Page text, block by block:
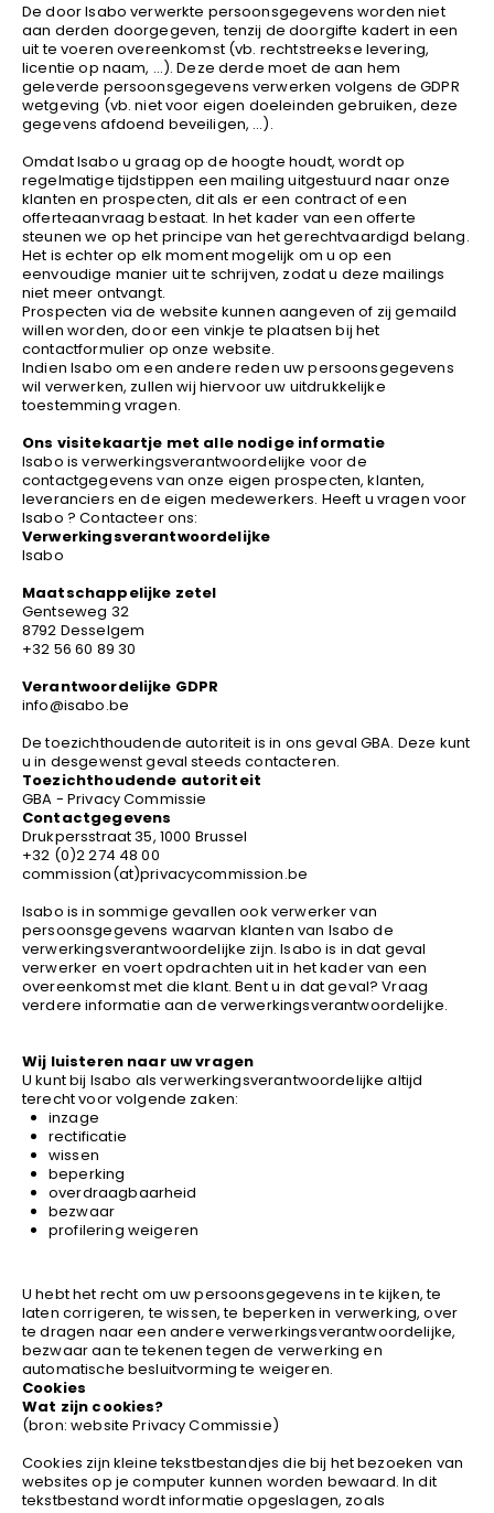
Safety Jogger
Shugon
Sioen
Spiro
TowelCity
YOKO
De door Isabo verwerkte persoonsgegevens worden niet
aan derden doorgegeven, tenzij de doorgifte kadert in een
uit te voeren overeenkomst (vb. rechtstreekse levering,
licentie op naam, …). Deze derde moet de aan hem
geleverde persoonsgegevens verwerken volgens de GDPR
wetgeving (vb. niet voor eigen doeleinden gebruiken, deze
gegevens afdoend beveiligen, …).
Omdat Isabo u graag op de hoogte houdt, wordt op
regelmatige tijdstippen een mailing uitgestuurd naar onze
klanten en prospecten, dit als er een contract of een
offerteaanvraag bestaat. In het kader van een offerte
steunen we op het principe van het gerechtvaardigd belang.
Het is echter op elk moment mogelijk om u op een
eenvoudige manier uit te schrijven, zodat u deze mailings
niet meer ontvangt.
Prospecten via de website kunnen aangeven of zij gemaild
willen worden, door een vinkje te plaatsen bij het
contactformulier op onze website.
Indien Isabo om een andere reden uw persoonsgegevens
wil verwerken, zullen wij hiervoor uw uitdrukkelijke
toestemming vragen.
Ons visitekaartje met alle nodige informatie
Isabo is verwerkingsverantwoordelijke voor de
contactgegevens van onze eigen prospecten, klanten,
leveranciers en de eigen medewerkers. Heeft u vragen voor
Isabo ? Contacteer ons:
Verwerkingsverantwoordelijke
Isabo
Maatschappelijke zetel
Gentseweg 32
8792 Desselgem
+32 56 60 89 30
Verantwoordelijke GDPR
info@isabo.be
De toezichthoudende autoriteit is in ons geval GBA. Deze kunt
u in desgewenst geval steeds contacteren.
Toezichthoudende autoriteit
GBA - Privacy Commissie
Contactgegevens
Drukpersstraat 35, 1000 Brussel
+32 (0)2 274 48 00
commission(at)privacycommission.be
Isabo is in sommige gevallen ook verwerker van
persoonsgegevens waarvan klanten van Isabo de
verwerkingsverantwoordelijke zijn. Isabo is in dat geval
verwerker en voert opdrachten uit in het kader van een
overeenkomst met die klant. Bent u in dat geval? Vraag
verdere informatie aan de verwerkingsverantwoordelijke.
Wij luisteren naar uw vragen
U kunt bij Isabo als verwerkingsverantwoordelijke altijd
terecht voor volgende zaken:
inzage
rectificatie
wissen
beperking
overdraagbaarheid
bezwaar
profilering weigeren
U hebt het recht om uw persoonsgegevens in te kijken, te
laten corrigeren, te wissen, te beperken in verwerking, over
te dragen naar een andere verwerkingsverantwoordelijke,
bezwaar aan te tekenen tegen de verwerking en
automatische besluitvorming te weigeren.
Cookies
Wat zijn cookies?
(bron: website Privacy Commissie)
Cookies zijn kleine tekstbestandjes die bij het bezoeken van
websites op je computer kunnen worden bewaard. In dit
tekstbestand wordt informatie opgeslagen, zoals